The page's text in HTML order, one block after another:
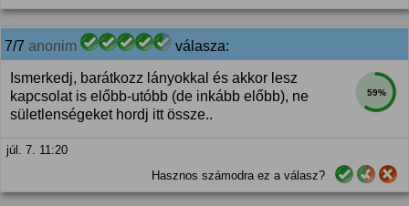
7/7 anonim válasza:
59%
Ismerkedj, barátkozz lányokkal és akkor lesz
kapcsolat is előbb-utóbb (de inkább előbb), ne
sületlenségeket hordj itt össze..
júl. 7. 11:20
Hasznos számodra ez a válasz?